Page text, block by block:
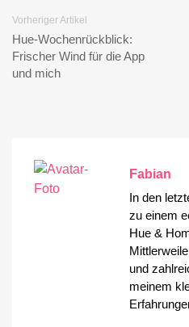
Vorheriger Artikel
Hue-Wochenrückblick:
Frischer Wind für die App
und mich
Fabian
In den
zu einem
Hue &
und
meinem